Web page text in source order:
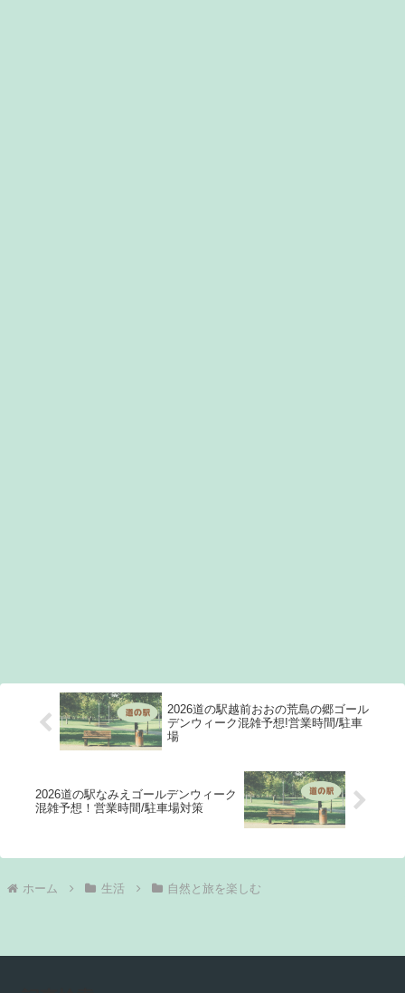
2026道の駅越前おおの荒島の郷ゴール
デンウィーク混雑予想!営業時間/駐車
場
2026道の駅なみえゴールデンウィーク
混雑予想！営業時間/駐車場対策
ホーム 生活 自然と旅を楽しむ